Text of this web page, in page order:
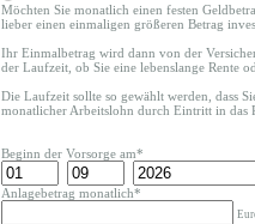
Möchten Sie monatlich einen festen
lieber einen einmaligen größeren Betrag
Ihr Einmalbetrag wird dann von der
der Laufzeit, ob Sie eine lebenslange Rente
Die Laufzeit sollte so gewählt werden, dass
monatlicher Arbeitslohn durch Eintritt in das
Beginn der Vorsorge am*
Anlagebetrag monatlich*